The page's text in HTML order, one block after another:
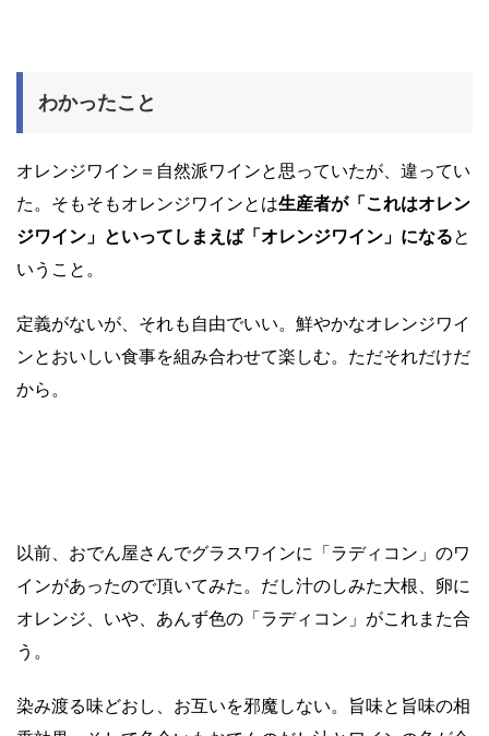
わかったこと
オレンジワイン＝自然派ワインと思っていたが、違ってい
た。そもそもオレンジワインとは生産者が「これはオレン
ジワイン」といってしまえば「オレンジワイン」になると
いうこと。
定義がないが、それも自由でいい。鮮やかなオレンジワイ
ンとおいしい食事を組み合わせて楽しむ。ただそれだけだ
から。
以前、おでん屋さんでグラスワインに「ラディコン」のワ
インがあったので頂いてみた。だし汁のしみた大根、卵に
オレンジ、いや、あんず色の「ラディコン」がこれまた合
う。
染み渡る味どおし、お互いを邪魔しない。旨味と旨味の相